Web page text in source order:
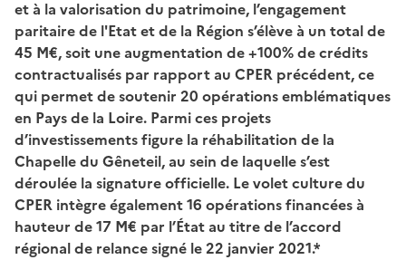
et à la valorisation du patrimoine, l’engagement
paritaire de l'Etat et de la Région s’élève à un total de
45 M€, soit une augmentation de+100% de crédits
contractualisés par rapport au CPER précédent, ce
qui permet de soutenir 20 opérations emblématiques
en Pays de la Loire. Parmi ces projets
d’investissements figure la réhabilitation de la
Chapelle du Gêneteil, au sein de laquelle s’est
déroulée la signature officielle. Le volet culture du
CPER intègre également 16 opérations financées à
hauteur de 17 M€ par l’État au titre de l’accord
régional de relance signé le 22 janvier 2021.*